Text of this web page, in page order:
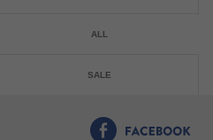
ALL
SALE